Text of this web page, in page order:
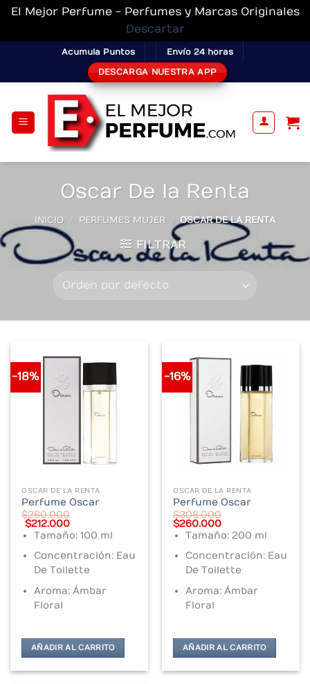
El Mejor Perfume - Perfumes y Marcas Originales
Descartar
content
Acumula Puntos Envío 24 horas
DESCARGA NUESTRA APP
Oscar De la Renta
INICIO / PERFUMES MUJER / OSCAR DE LA RENTA
FILTRAR
-18%
OSCAR DE LA RENTA
Perfume Oscar
$260.000
Original
price
was:
$260.000.
$212.000Current
price
is:
$212.000.
Tamaño: 100 ml
Concentración: Eau
De Toilette
Aroma: Ámbar
Floral
AÑADIR AL CARRITO
-16%
OSCAR DE LA RENTA
Perfume Oscar
$308.000
Original
price
was:
$308.000.
$260.000Current
price
is:
$260.000.
Tamaño: 200 ml
Concentración: Eau
De Toilette
Aroma: Ámbar
Floral
AÑADIR AL CARRITO